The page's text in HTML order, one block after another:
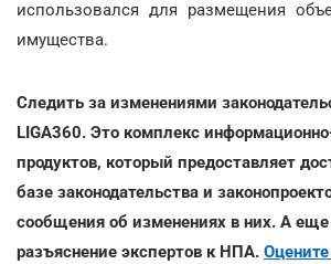
использовался для размещения
имущества.
Следить за изменениями
LIGA360. Это комплекс
продуктов, который предоставляет
базе законодательства и
сообщения об изменениях в них. А
разъяснение экспертов к НПА.